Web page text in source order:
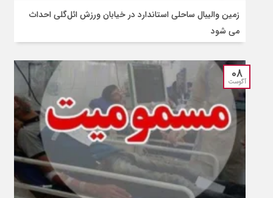
زمین والیبال ساحلی استاندارد در خیابان ورزش ائل‌گلی احداث
می شود
08
آگوست